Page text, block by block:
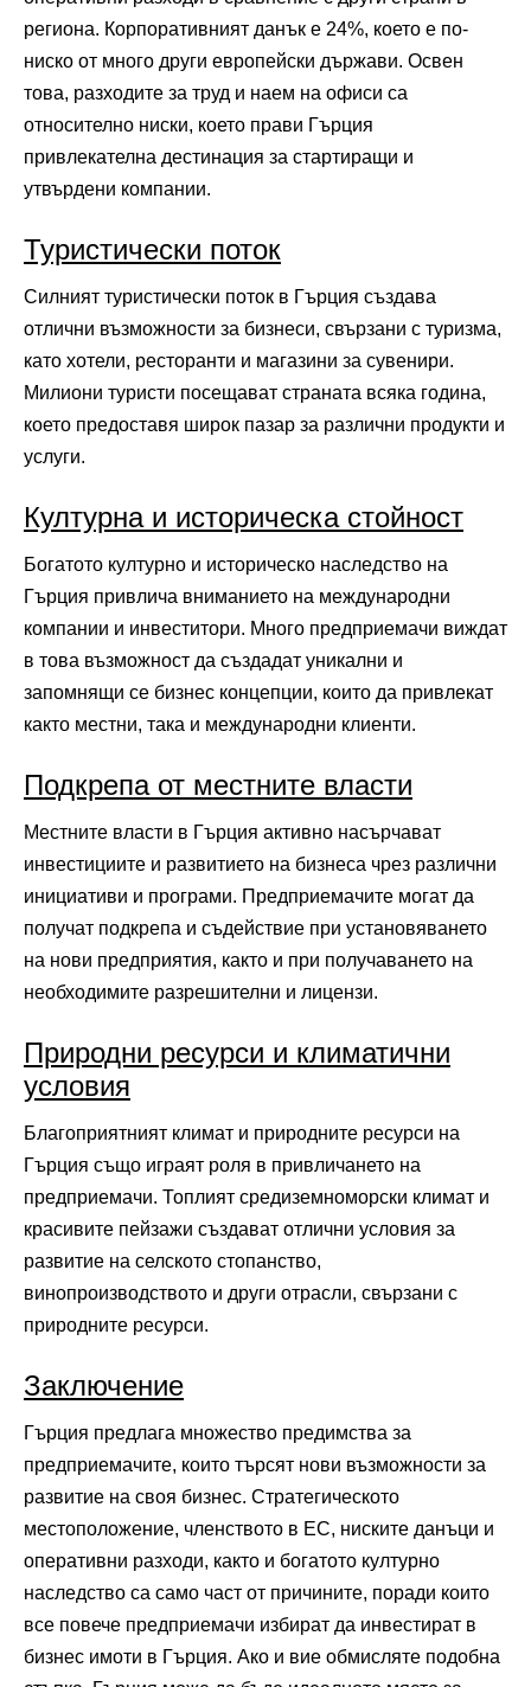
региона. Корпоративният данък е 24%, което е по-
ниско от много други европейски държави. Освен
това, разходите за труд и наем на офиси са
относително ниски, което прави Гърция
привлекателна дестинация за стартиращи и
утвърдени компании.
Туристически поток
Силният туристически поток в Гърция създава
отлични възможности за бизнеси, свързани с туризма,
като хотели, ресторанти и магазини за сувенири.
Милиони туристи посещават страната всяка година,
което предоставя широк пазар за различни продукти и
услуги.
Културна и историческа стойност
Богатото културно и историческо наследство на
Гърция привлича вниманието на международни
компании и инвеститори. Много предприемачи виждат
в това възможност да създадат уникални и
запомнящи се бизнес концепции, които да привлекат
както местни, така и международни клиенти.
Подкрепа от местните власти
Местните власти в Гърция активно насърчават
инвестициите и развитието на бизнеса чрез различни
инициативи и програми. Предприемачите могат да
получат подкрепа и съдействие при установяването
на нови предприятия, както и при получаването на
необходимите разрешителни и лицензи.
Природни ресурси и климатични
условия
Благоприятният климат и природните ресурси на
Гърция също играят роля в привличането на
предприемачи. Топлият средиземноморски климат и
красивите пейзажи създават отлични условия за
развитие на селското стопанство,
винопроизводството и други отрасли, свързани с
природните ресурси.
Заключение
Гърция предлага множество предимства за
предприемачите, които търсят нови възможности за
развитие на своя бизнес. Стратегическото
местоположение, членството в ЕС, ниските данъци и
оперативни разходи, както и богатото културно
наследство са само част от причините, поради които
все повече предприемачи избират да инвестират в
бизнес имоти в Гърция. Ако и вие обмисляте подобна